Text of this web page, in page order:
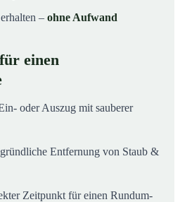
– ohne Aufwand
einen
oder Auszug mit sauberer
Entfernung von Staub &
Zeitpunkt für einen Rundum-